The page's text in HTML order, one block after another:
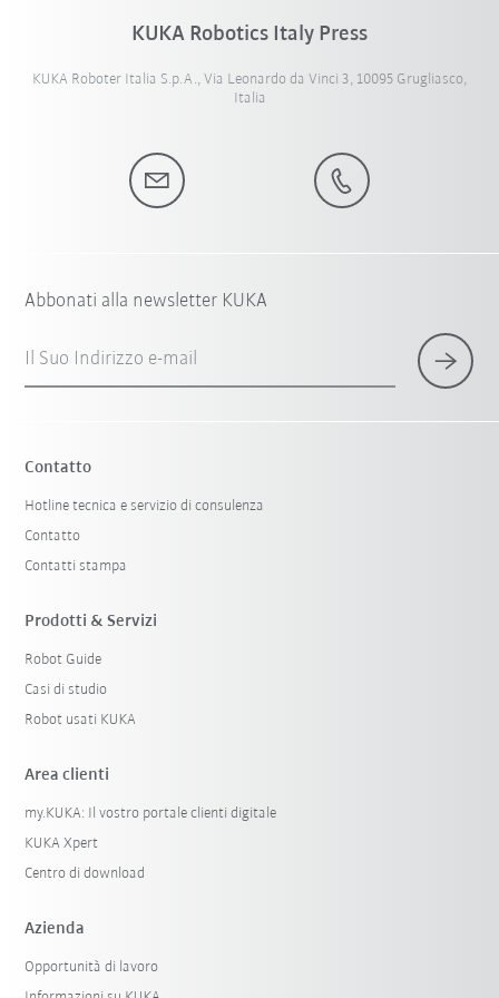
KUKA Robotics Italy Press
KUKA Roboter Italia S.p.A., Via Leonardo da Vinci 3, 10095 Grugliasco,
Italia
Abbonati alla newsletter KUKA
Il Suo Indirizzo e-mail
Contatto
Hotline tecnica e servizio di consulenza
Contatto
Contatti stampa
Prodotti & Servizi
Robot Guide
Casi di studio
Robot usati KUKA
Area clienti
my.KUKA: Il vostro portale clienti digitale
KUKA Xpert
Centro di download
Azienda
Opportunità di lavoro